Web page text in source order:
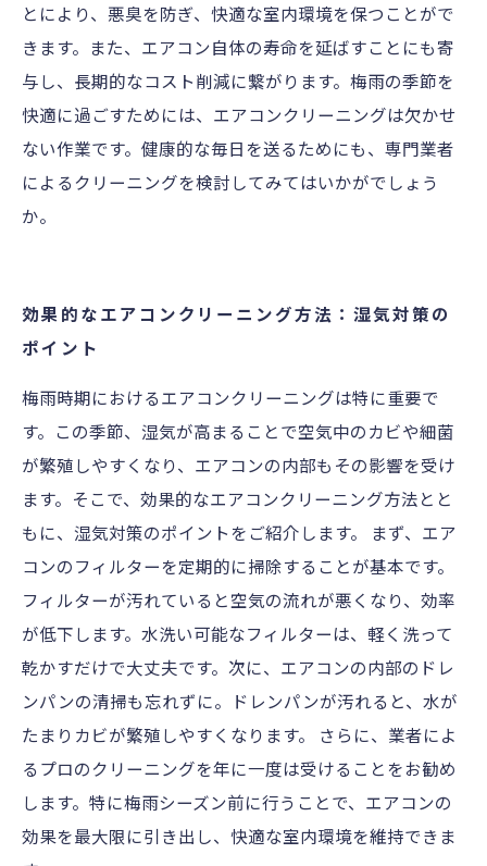
とにより、悪臭を防ぎ、快適な室内環境を保つことがで
きます。また、エアコン自体の寿命を延ばすことにも寄
与し、長期的なコスト削減に繋がります。梅雨の季節を
快適に過ごすためには、エアコンクリーニングは欠かせ
ない作業です。健康的な毎日を送るためにも、専門業者
によるクリーニングを検討してみてはいかがでしょう
か。
効果的なエアコンクリーニング方法：湿気対策の
ポイント
梅雨時期におけるエアコンクリーニングは特に重要で
す。この季節、湿気が高まることで空気中のカビや細菌
が繁殖しやすくなり、エアコンの内部もその影響を受け
ます。そこで、効果的なエアコンクリーニング方法とと
もに、湿気対策のポイントをご紹介します。 まず、エア
コンのフィルターを定期的に掃除することが基本です。
フィルターが汚れていると空気の流れが悪くなり、効率
が低下します。水洗い可能なフィルターは、軽く洗って
乾かすだけで大丈夫です。次に、エアコンの内部のドレ
ンパンの清掃も忘れずに。ドレンパンが汚れると、水が
たまりカビが繁殖しやすくなります。 さらに、業者によ
るプロのクリーニングを年に一度は受けることをお勧め
します。特に梅雨シーズン前に行うことで、エアコンの
効果を最大限に引き出し、快適な室内環境を維持できま